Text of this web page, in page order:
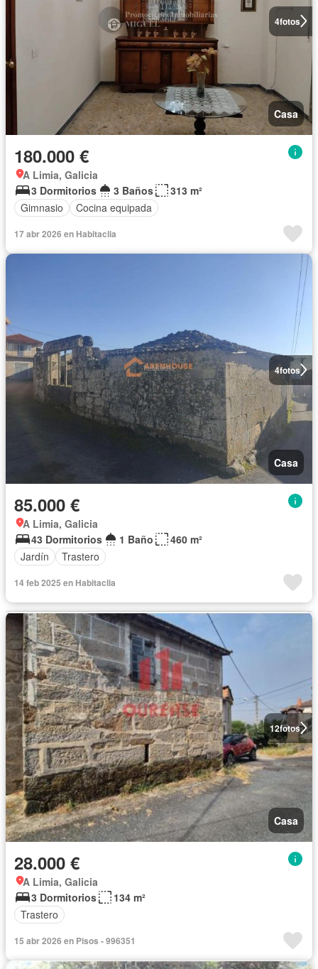
4fotos
Casa
180.000 €
A Limia, Galicia
3 Dormitorios
3 Baños
313 m²
Gimnasio
Cocina equipada
17 abr 2026 en Habitaclia
4fotos
Casa
85.000 €
A Limia, Galicia
43 Dormitorios
1 Baño
460 m²
Jardín
Trastero
14 feb 2025 en Habitaclia
12fotos
Casa
28.000 €
A Limia, Galicia
3 Dormitorios
134 m²
Trastero
15 abr 2026 en Pisos - 996351